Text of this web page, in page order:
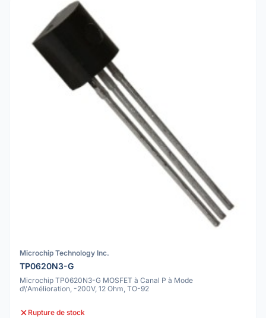
Microchip Technology Inc.
TP0620N3-G
Microchip TP0620N3-G MOSFET à Canal P à Mode
d\'Amélioration, -200V, 12 Ohm, TO-92
Rupture de stock